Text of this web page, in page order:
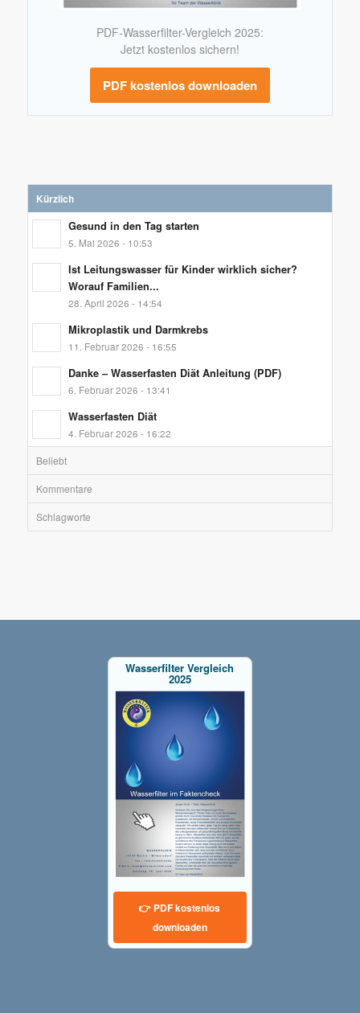
PDF-Wasserfilter-Vergleich 2025:
Jetzt kostenlos sichern!
PDF kostenlos downloaden
Kürzlich
Gesund in den Tag starten
5. Mai 2026 - 10:53
Ist Leitungswasser für Kinder wirklich sicher?
Worauf Familien...
28. April 2026 - 14:54
Mikroplastik und Darmkrebs
11. Februar 2026 - 16:55
Danke – Wasserfasten Diät Anleitung (PDF)
6. Februar 2026 - 13:41
Wasserfasten Diät
4. Februar 2026 - 16:22
Beliebt
Kommentare
Schlagworte
Wasserfilter Vergleich
2025
👉 PDF kostenlos
downloaden